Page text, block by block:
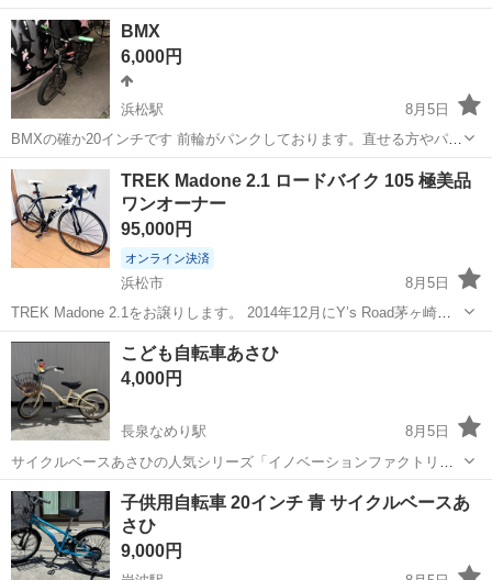
アシスト自転車。 坂道でも平地のようにスイスイ進み、 風を切る爽快
感は一度味わうと病みつきになります。 しかし、新車で購入すると10
万円〜20万円ほ...
静岡 御殿場市
BMX
6,000円
浜松駅
8月5日
BMXの確か20インチです 前輪がパンクしております。直せる方やパー
ツ取りにオススメです。メーカーは不明です
静岡 浜松市
TREK Madone 2.1 ロードバイク 105 極美品
ワンオーナー
95,000円
オンライン決済
浜松市
8月5日
TREK Madone 2.1をお譲りします。 2014年12月にY’s Road茅ヶ崎店
で新品購入したワンオーナー車です。 引越しのため手放します。 ■状
静岡 浜松市 クロスバイク
こども自転車あさひ
4,000円
長泉なめり駅
8月5日
サイクルベースあさひの人気シリーズ「イノベーションファクトリ
ー」の自転車です。乗り降りしやすい低床フレームと、おしゃれなア
イボリーカラーが特徴です。 3〜5歳 が乗れます 中古ですが、まだ全
然乗れます！
静岡 駿東郡 長泉なめり駅 自転車
子供用自転車 20インチ 青 サイクルベースあ
さひ
9,000円